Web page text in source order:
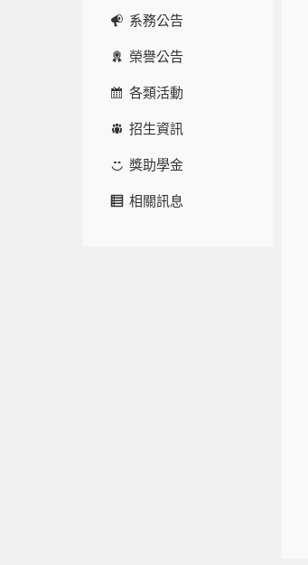
系務公告
榮譽公告
各類活動
招生資訊
獎助學金
相關訊息